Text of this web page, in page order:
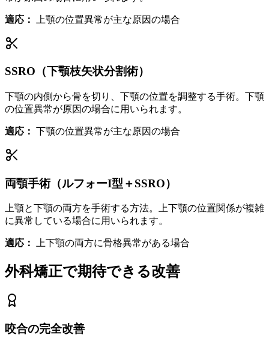
適応： 上顎の位置異常が主な原因の場合
SSRO（下顎枝矢状分割術）
下顎の内側から骨を切り、下顎の位置を調整する手術。下顎
の位置異常が原因の場合に用いられます。
適応： 下顎の位置異常が主な原因の場合
両顎手術（ルフォーI型＋SSRO）
上顎と下顎の両方を手術する方法。上下顎の位置関係が複雑
に異常している場合に用いられます。
適応： 上下顎の両方に骨格異常がある場合
外科矯正で期待できる改善
咬合の完全改善